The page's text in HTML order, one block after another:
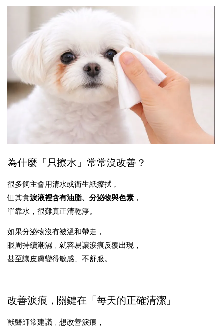
為什麼「只擦水」常常沒改善？
很多飼主會用清水或衛生紙擦拭，
但其實淚液裡含有油脂、分泌物與色素 ，
單靠水，很難真正清乾淨。
如果分泌物沒有被溫和帶走，
眼周持續潮濕，就容易讓淚痕反覆出現，
甚至讓皮膚變得敏感、不舒服。
改善淚痕，關鍵在「每天的正確清潔」
獸醫師常建議，想改善淚痕，